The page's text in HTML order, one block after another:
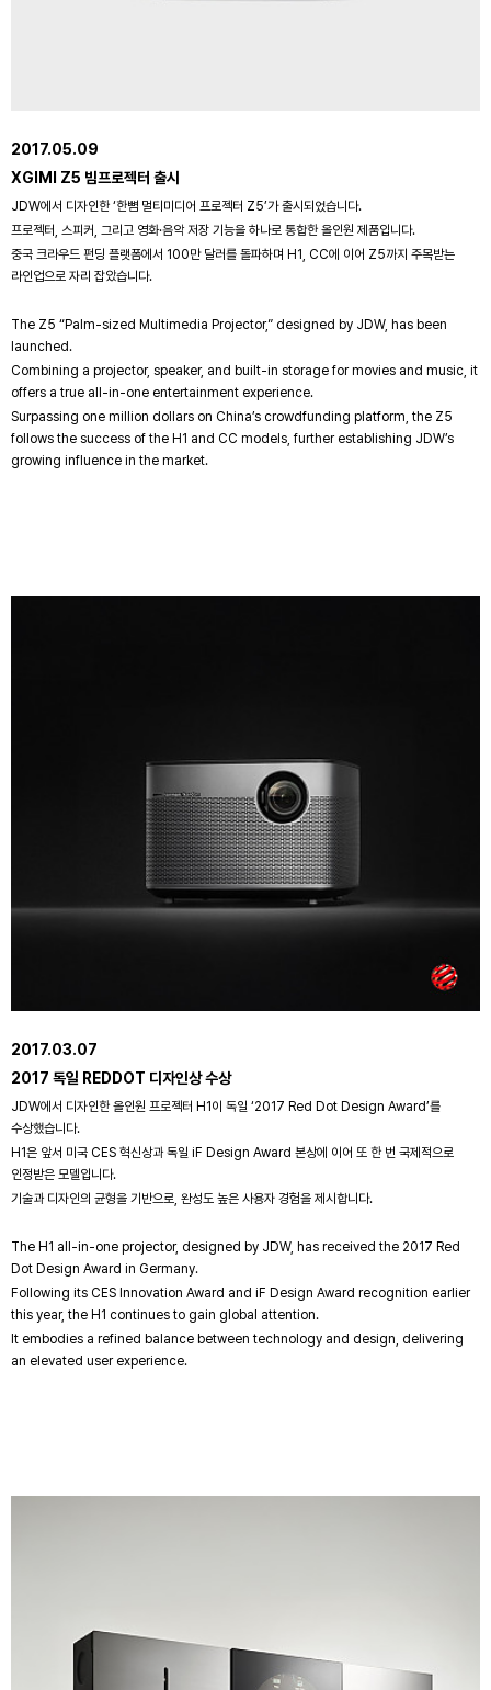
2017.05.09
XGIMI Z5 빔프로젝터 출시
JDW에서 디자인한 ‘한뼘 멀티미디어 프로젝터 Z5’가 출시되었습니다.
프로젝터, 스피커, 그리고 영화·음악 저장 기능을 하나로 통합한 올인원 제품입니다.
중국 크라우드 펀딩 플랫폼에서 100만 달러를 돌파하며 H1, CC에 이어 Z5까지 주목받는
라인업으로 자리 잡았습니다.
The Z5 “Palm-sized Multimedia Projector,” designed by JDW, has been
launched.
Combining a projector, speaker, and built-in storage for movies and music, it
offers a true all-in-one entertainment experience.
Surpassing one million dollars on China’s crowdfunding platform, the Z5
follows the success of the H1 and CC models, further establishing JDW’s
growing influence in the market.
2017.03.07
2017 독일 REDDOT 디자인상 수상
JDW에서 디자인한 올인원 프로젝터 H1이 독일 ‘2017 Red Dot Design Award’를
수상했습니다.
H1은 앞서 미국 CES 혁신상과 독일 iF Design Award 본상에 이어 또 한 번 국제적으로
인정받은 모델입니다.
기술과 디자인의 균형을 기반으로, 완성도 높은 사용자 경험을 제시합니다.
The H1 all-in-one projector, designed by JDW, has received the 2017 Red
Dot Design Award in Germany.
Following its CES Innovation Award and iF Design Award recognition earlier
this year, the H1 continues to gain global attention.
It embodies a refined balance between technology and design, delivering
an elevated user experience.